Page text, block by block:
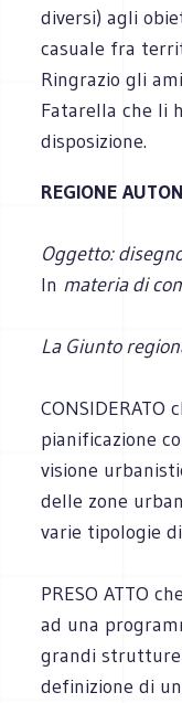
diversi) agli
casuale fra
Ringrazio gli
Fatarella che li
disposizione.
REGIONE
Oggetto:
In materia di
La Giunto
pianificazione
visione
delle zone
varie tipologie
PRESO ATTO
ad una
grandi
definizione di